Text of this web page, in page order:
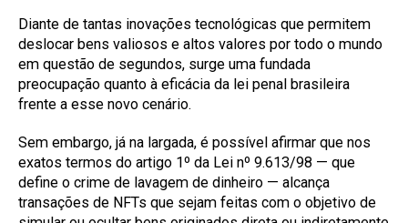
Diante de tantas inovações tecnológicas que permitem
deslocar bens valiosos e altos valores por todo o mundo
em questão de segundos, surge uma fundada
preocupação quanto à eficácia da lei penal brasileira
frente a esse novo cenário.
Sem embargo, já na largada, é possível afirmar que nos
exatos termos do artigo 1º da Lei nº 9.613/98 — que
define o crime de lavagem de dinheiro — alcança
transações de NFTs que sejam feitas com o objetivo de